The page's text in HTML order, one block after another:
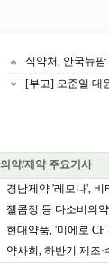
식약처, 안국뉴팜
[부고] 오준일 대
의약/제약 주요기사
경남제약 '레모나', 비
젤콤정 등 다소비의
현대약품, '미에로 CF
약사회, 하반기 제조·